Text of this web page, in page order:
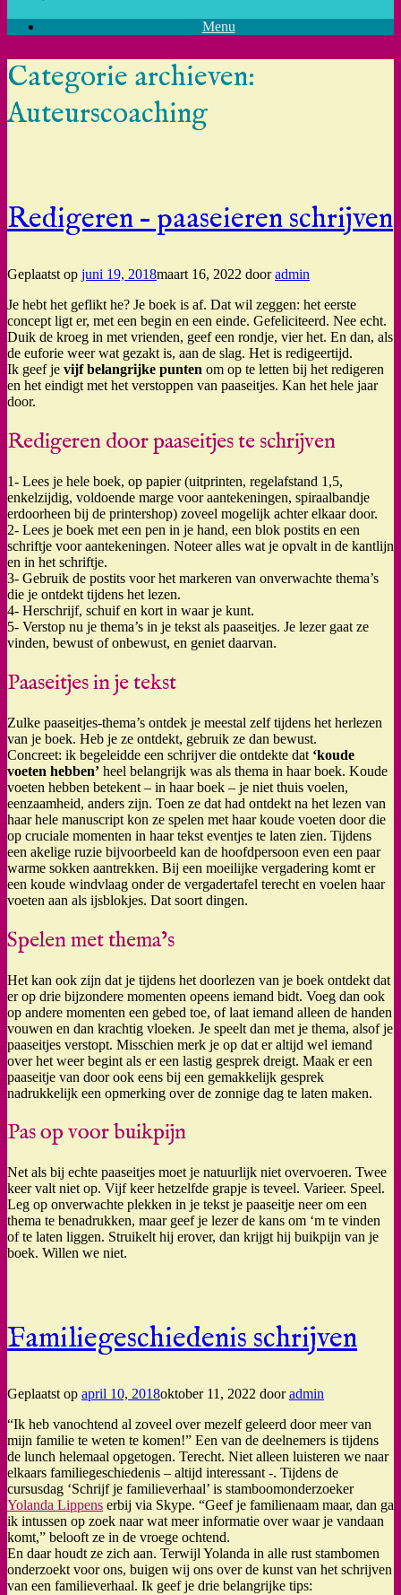
Menu
Categorie archieven:
Auteurscoaching
Redigeren – paaseieren schrijven
Geplaatst op juni 19, 2018maart 16, 2022 dooradmin
Je hebt het geflikt he? Je boek is af. Dat wil zeggen: het eerste
concept ligt er, met een begin en een einde. Gefeliciteerd. Nee echt.
Duik de kroeg in met vrienden, geef een rondje, vier het. En dan, als
de euforie weer wat gezakt is, aan de slag. Het is redigeertijd.
Ik geef je vijf belangrijke punten om op te letten bij het redigeren
en het eindigt met het verstoppen van paaseitjes. Kan het hele jaar
door.
Redigeren door paaseitjes te schrijven
1- Lees je hele boek, op papier (uitprinten, regelafstand 1,5,
enkelzijdig, voldoende marge voor aantekeningen, spiraalbandje
erdoorheen bij de printershop) zoveel mogelijk achter elkaar door.
2- Lees je boek met een pen in je hand, een blok postits en een
schriftje voor aantekeningen. Noteer alles wat je opvalt in de kantlijn
en in het schriftje.
3- Gebruik de postits voor het markeren van onverwachte thema’s
die je ontdekt tijdens het lezen.
4- Herschrijf, schuif en kort in waar je kunt.
5- Verstop nu je thema’s in je tekst als paaseitjes. Je lezer gaat ze
vinden, bewust of onbewust, en geniet daarvan.
Paaseitjes in je tekst
Zulke paaseitjes-thema’s ontdek je meestal zelf tijdens het herlezen
van je boek. Heb je ze ontdekt, gebruik ze dan bewust.
Concreet: ik begeleidde een schrijver die ontdekte dat ‘koude
voeten hebben’ heel belangrijk was als thema in haar boek. Koude
voeten hebben betekent – in haar boek – je niet thuis voelen,
eenzaamheid, anders zijn. Toen ze dat had ontdekt na het lezen van
haar hele manuscript kon ze spelen met haar koude voeten door die
op cruciale momenten in haar tekst eventjes te laten zien. Tijdens
een akelige ruzie bijvoorbeeld kan de hoofdpersoon even een paar
warme sokken aantrekken. Bij een moeilijke vergadering komt er
een koude windvlaag onder de vergadertafel terecht en voelen haar
voeten aan als ijsblokjes. Dat soort dingen.
Spelen met thema’s
Het kan ook zijn dat je tijdens het doorlezen van je boek ontdekt dat
er op drie bijzondere momenten opeens iemand bidt. Voeg dan ook
op andere momenten een gebed toe, of laat iemand alleen de handen
vouwen en dan krachtig vloeken. Je speelt dan met je thema, alsof je
paaseitjes verstopt. Misschien merk je op dat er altijd wel iemand
over het weer begint als er een lastig gesprek dreigt. Maak er een
paaseitje van door ook eens bij een gemakkelijk gesprek
nadrukkelijk een opmerking over de zonnige dag te laten maken.
Pas op voor buikpijn
Net als bij echte paaseitjes moet je natuurlijk niet overvoeren. Twee
keer valt niet op. Vijf keer hetzelfde grapje is teveel. Varieer. Speel.
Leg op onverwachte plekken in je tekst je paaseitje neer om een
thema te benadrukken, maar geef je lezer de kans om ‘m te vinden
of te laten liggen. Struikelt hij erover, dan krijgt hij buikpijn van je
boek. Willen we niet.
Familiegeschiedenis schrijven
Geplaatst op april 10, 2018oktober 11, 2022 dooradmin
“Ik heb vanochtend al zoveel over mezelf geleerd door meer van
mijn familie te weten te komen!” Een van de deelnemers is tijdens
de lunch helemaal opgetogen. Terecht. Niet alleen luisteren we naar
elkaars familiegeschiedenis – altijd interessant -. Tijdens de
cursusdag ‘Schrijf je familieverhaal’ is stamboomonderzoeker
Yolanda Lippens erbij via Skype. “Geef je familienaam maar, dan ga
ik intussen op zoek naar wat meer informatie over waar je vandaan
komt,” belooft ze in de vroege ochtend.
En daar houdt ze zich aan. Terwijl Yolanda in alle rust stambomen
onderzoekt voor ons, buigen wij ons over de kunst van het schrijven
van een familieverhaal. Ik geef je drie belangrijke tips: